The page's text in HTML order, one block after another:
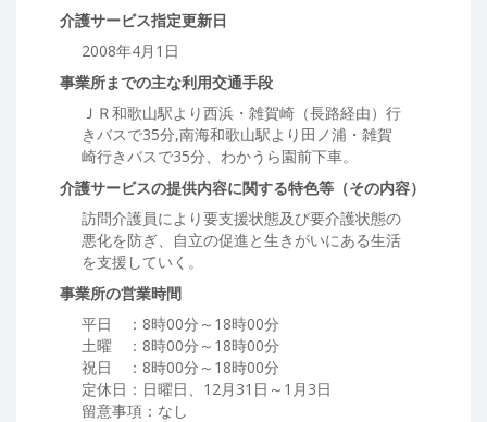
介護サービス指定更新日
2008年4月1日
事業所までの主な利用交通手段
ＪＲ和歌山駅より西浜・雑賀崎（長路経由）行
きバスで35分,南海和歌山駅より田ノ浦・雑賀
崎行きバスで35分、わかうら園前下車。
介護サービスの提供内容に関する特色等（その内容）
訪問介護員により要支援状態及び要介護状態の
悪化を防ぎ、自立の促進と生きがいにある生活
を支援していく。
事業所の営業時間
平日 ：8時00分～18時00分
土曜 ：8時00分～18時00分
祝日 ：8時00分～18時00分
定休日：日曜日、12月31日～1月3日
留意事項：なし